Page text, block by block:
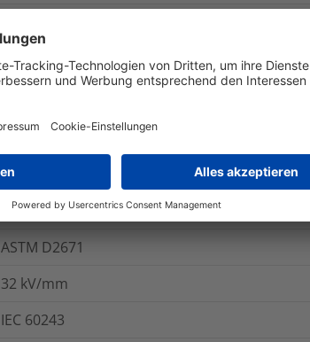
-55 °C bis +135 °C
800%
ASTM D2671
32 kV/mm
IEC 60243